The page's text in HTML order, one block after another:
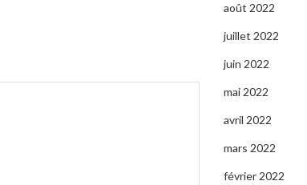
août 2022
juillet 2022
juin 2022
mai 2022
avril 2022
mars 2022
février 2022